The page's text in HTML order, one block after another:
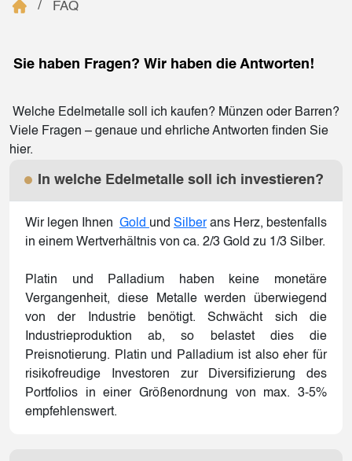
FAQ
Sie haben Fragen? Wir haben die Antworten!
Welche Edelmetalle soll ich kaufen? Münzen oder Barren?
Viele Fragen – genaue und ehrliche Antworten finden Sie
hier.
In welche Edelmetalle soll ich investieren?
Wir legen Ihnen Gold und Silberans Herz, bestenfalls
in einem Wertverhältnis von ca. 2/3 Gold zu 1/3 Silber.
Platin und Palladium haben keine monetäre
Vergangenheit, diese Metalle werden überwiegend
von der Industrie benötigt. Schwächt sich die
Industrieproduktion ab, so belastet dies die
Preisnotierung. Platin und Palladium ist also eher für
risikofreudige Investoren zur Diversifizierung des
Portfolios in einer Größenordnung von max. 3-5%
empfehlenswert.